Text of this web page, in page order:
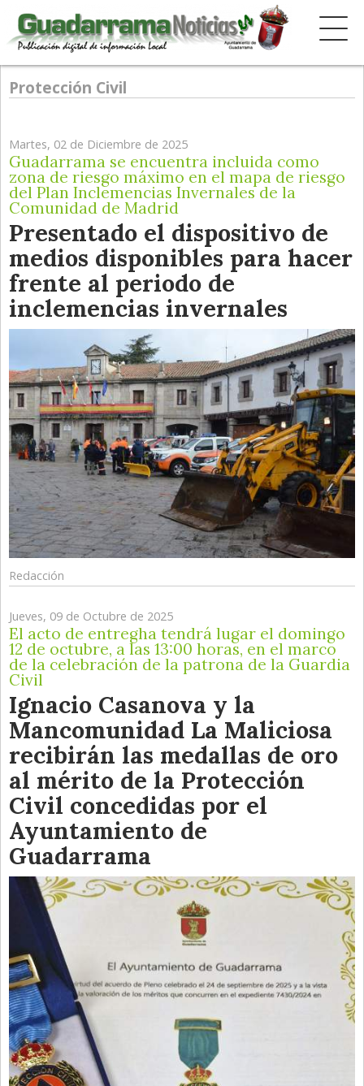
Protección Civil
Martes, 02 de Diciembre de 2025
Guadarrama se encuentra incluida como
zona de riesgo máximo en el mapa de riesgo
del Plan Inclemencias Invernales de la
Comunidad de Madrid
Presentado el dispositivo de
medios disponibles para hacer
frente al periodo de
inclemencias invernales
Redacción
Jueves, 09 de Octubre de 2025
El acto de entregha tendrá lugar el domingo
12 de octubre, a las 13:00 horas, en el marco
de la celebración de la patrona de la Guardia
Civil
Ignacio Casanova y la
Mancomunidad La Maliciosa
recibirán las medallas de oro
al mérito de la Protección
Civil concedidas por el
Ayuntamiento de
Guadarrama